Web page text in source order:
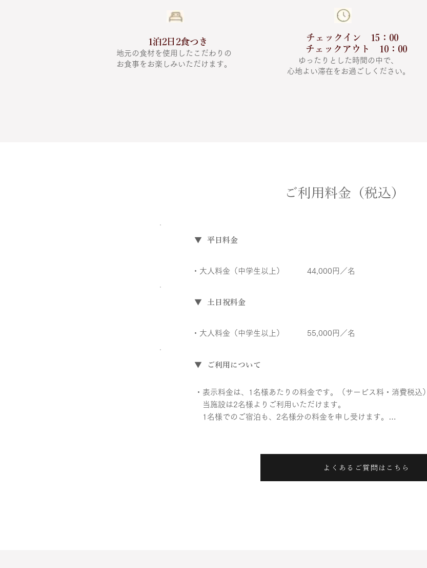
1泊2日2食つき
地元の食材を使用したこだわりの
お食事をお楽しみいただけます。
チェックイン 15：00
​ チェックアウト 10：00
ゆったりとした時間の中で、
​心地よい滞在をお過ごしください。
ご利用料金（税込）
▼ 平日料金
・大人料金（中学生以上）　　　44,000円／名
▼ 土日祝料金
・大人料金（中学生以上）　　　55,000円／名
▼ ご利用について
・表示料金は、1名様あたりの料金です。（サービス料・消費税込）
当施設は2名様よりご利用いただけます。
1名様でのご宿泊も、2名様分の料金を申し受けます。
・宿泊料金はシーズンにより変動する場合があります。
よくあるご質問はこちら